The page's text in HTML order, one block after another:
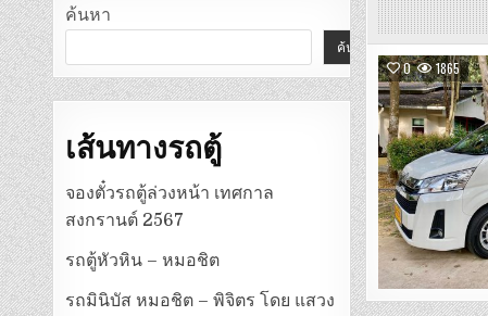
0 1865
ค้นหา
ค้นหา
เส้นทางรถตู้
จองตั๋วรถตู้ล่วงหน้า เทศกาล
สงกรานต์ 2567
รถตู้หัวหิน – หมอชิต
รถมินิบัส หมอชิต – พิจิตร โดย แสวง